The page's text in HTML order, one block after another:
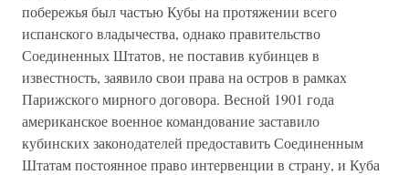
побережья был частью Кубы на протяжении всего
испанского владычества, однако правительство
Соединенных Штатов, не поставив кубинцев в
известность, заявило свои права на остров в рамках
Парижского мирного договора. Весной 1901 года
американское военное командование заставило
кубинских законодателей предоставить Соединенным
Штатам постоянное право интервенции в страну, и Куба